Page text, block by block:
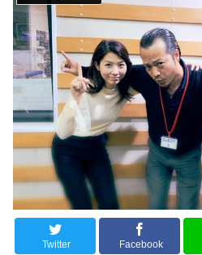
Twitter Facebook